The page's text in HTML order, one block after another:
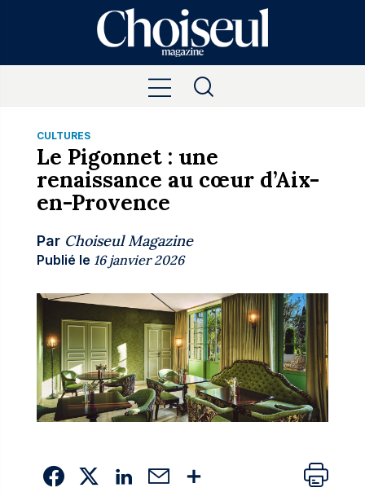
CULTURES
Le Pigonnet : une
renaissance au cœur d’Aix-
en-Provence
Par Choiseul Magazine
Publié le 16 janvier 2026